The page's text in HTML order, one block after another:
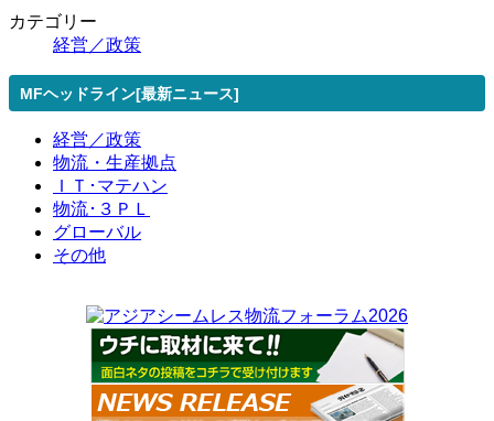
カテゴリー
経営／政策
MFヘッドライン[最新ニュース]
経営／政策
物流・生産拠点
ＩＴ･マテハン
物流･３ＰＬ
グローバル
その他